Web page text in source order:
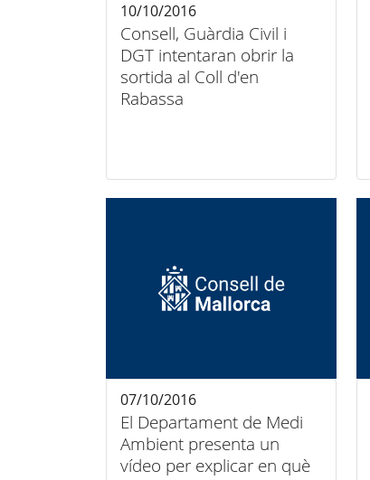
Consell, Guàrdia Civil i
DGT intentaran obrir la
sortida al Coll d'en
Rabassa
10/10/2016
El Departament de Medi
Ambient presenta un
vídeo per explicar en què
07/10/2016